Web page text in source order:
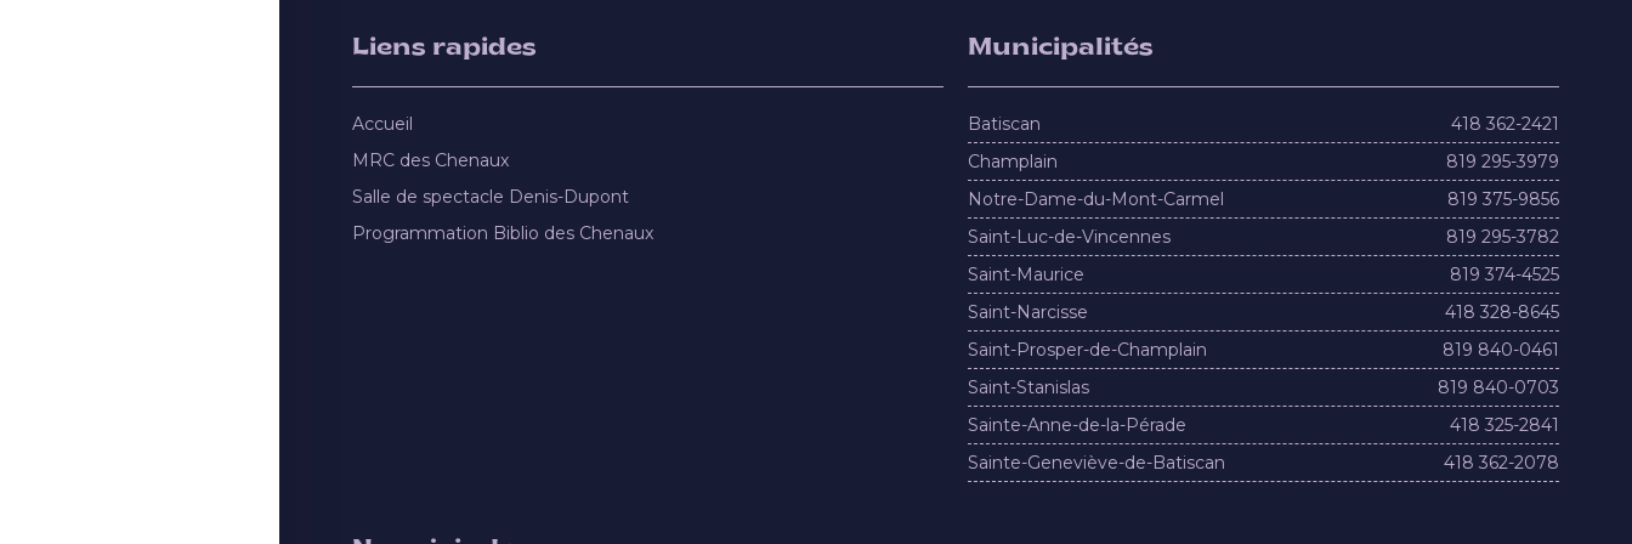
Liens rapides
Accueil
MRC des Chenaux
Salle de spectacle Denis-Dupont
Programmation Biblio des Chenaux
Municipalités
Batiscan
418 362-2421
Champlain
819 295-3979
Notre-Dame-du-Mont-Carmel
819 375-9856
Saint-Luc-de-Vincennes
819 295-3782
Saint-Maurice
819 374-4525
Saint-Narcisse
418 328-8645
Saint-Prosper-de-Champlain
819 840-0461
Saint-Stanislas
819 840-0703
Sainte-Anne-de-la-Pérade
418 325-2841
Sainte-Geneviève-de-Batiscan
418 362-2078